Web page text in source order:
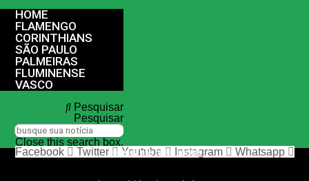
HOME
FLAMENGO
CORINTHIANS
SÃO PAULO
PALMEIRAS
FLUMINENSE
VASCO
Pesquisar
Pesquisar
Close this search box.
nos siga nas redes sociais
Facebook Twitter Youtube Instagram Whatsapp